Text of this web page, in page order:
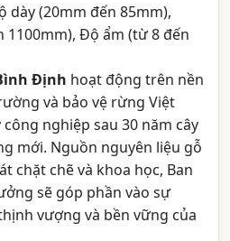
dày (20mm đến 85mm),
1100mm), Độ ẩm (từ 8 đến
Định hoạt động trên nền
và bảo vệ rừng Việt
nghiệp sau 30 năm cây
mới. Nguồn nguyên liệu gỗ
chặt chẽ và khoa học, Ban
sẽ góp phần vào sự
vượng và bền vững của